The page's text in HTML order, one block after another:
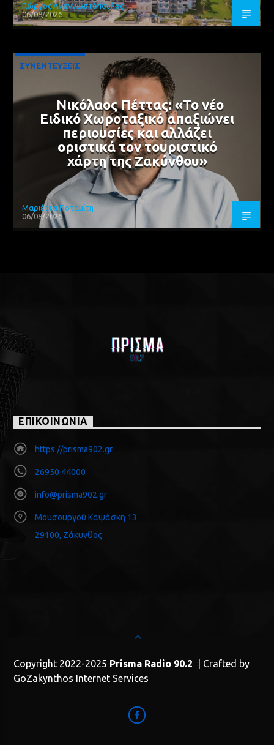
Γιώργος Αναγνωστόπουλος
06/08/2026
ΣΥΝΕΝΤΕΥΞΕΙΣ
Νικόλαος Πέττας: «Το νέο
Ειδικό Χωροταξικό απαξιώνει
περιουσίες και αλλάζει
οριστικά τον τουριστικό
χάρτη της Ζακύνθου»
Μαριέττα Ποταμίτη
06/08/2026
ΕΠΙΚΟΙΝΩΝΙΑ
https://prisma902.gr
26950 44000
info@prisma902.gr
Μουσουργού Καψάσκη 13
29100, Ζάκυνθος
Copyright 2022-2025 Prisma Radio 90.2 | Crafted by
GoZakynthos Internet Services